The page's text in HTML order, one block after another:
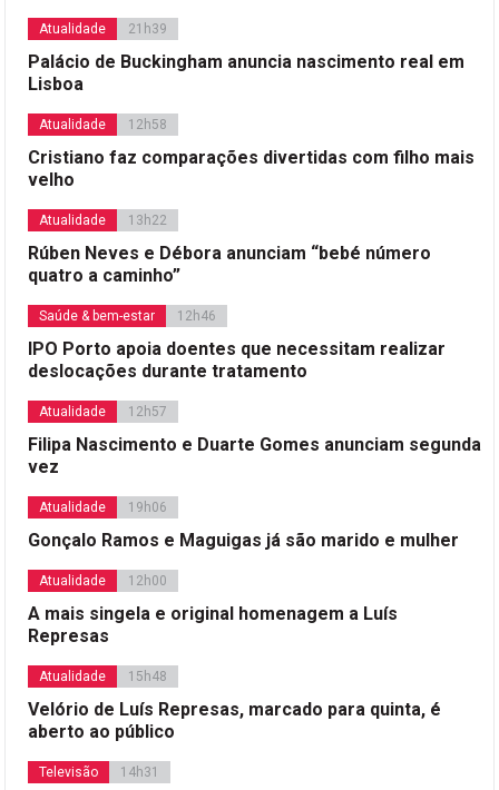
Atualidade 21h39
Palácio de Buckingham anuncia nascimento real em
Lisboa
Atualidade 12h58
Cristiano faz comparações divertidas com filho mais
velho
Atualidade 13h22
Rúben Neves e Débora anunciam “bebé número
quatro a caminho”
Saúde & bem-estar 12h46
IPO Porto apoia doentes que necessitam realizar
deslocações durante tratamento
Atualidade 12h57
Filipa Nascimento e Duarte Gomes anunciam segunda
vez
Atualidade 19h06
Gonçalo Ramos e Maguigas já são marido e mulher
Atualidade 12h00
A mais singela e original homenagem a Luís
Represas
Atualidade 15h48
Velório de Luís Represas, marcado para quinta, é
aberto ao público
Televisão 14h31